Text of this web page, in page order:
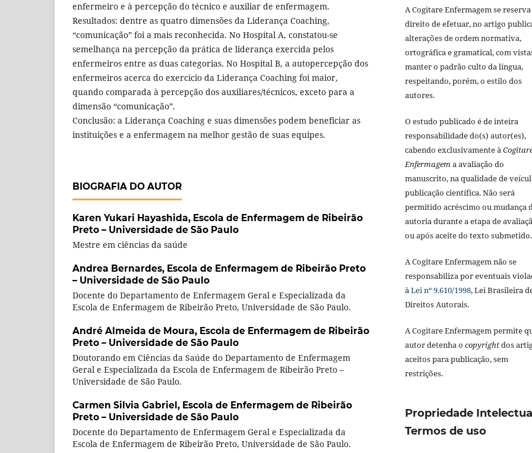
enfermeiro e à percepção do técnico e auxiliar de enfermagem.
Resultados: dentre as quatro dimensões da Liderança Coaching,
“comunicação” foi a mais reconhecida. No Hospital A, constatou-se
semelhança na percepção da prática de liderança exercida pelos
enfermeiros entre as duas categorias. No Hospital B, a autopercepção dos
enfermeiros acerca do exercício da Liderança Coaching foi maior,
quando comparada à percepção dos auxiliares/técnicos, exceto para a
dimensão “comunicação”.
Conclusão: a Liderança Coaching e suas dimensões podem beneficiar as
instituições e a enfermagem na melhor gestão de suas equipes.
BIOGRAFIA DO AUTOR
Karen Yukari Hayashida, Escola de Enfermagem de Ribeirão
Preto – Universidade de São Paulo
Mestre em ciências da saúde
Andrea Bernardes, Escola de Enfermagem de Ribeirão Preto
– Universidade de São Paulo
Docente do Departamento de Enfermagem Geral e Especializada da
Escola de Enfermagem de Ribeirão Preto, Universidade de São Paulo.
André Almeida de Moura, Escola de Enfermagem de Ribeirão
Preto – Universidade de São Paulo
Doutorando em Ciências da Saúde do Departamento de Enfermagem
Geral e Especializada da Escola de Enfermagem de Ribeirão Preto –
Universidade de São Paulo.
Carmen Silvia Gabriel, Escola de Enfermagem de Ribeirão
Preto – Universidade de São Paulo
Docente do Departamento de Enfermagem Geral e Especializada da
Escola de Enfermagem de Ribeirão Preto, Universidade de São Paulo.
A Cogitare Enfermagem se
direito de efetuar, no artigo
alterações de ordem normativa,
ortográfica e gramatical, com
manter o padrão culto da língua,
respeitando, porém, o estilo dos
autores.
O estudo publicado é de inteira
responsabilidade do(s) autor(es),
cabendo exclusivamente à
Enfermagema avaliação do
manuscrito, na qualidade de
publicação científica. Não será
permitido acréscimo ou mudança
autoria durante a etapa de
ou após aceite do texto submetido.
A Cogitare Enfermagem não se
responsabiliza por eventuais
àLei nº 9.610/1998, Lei Brasileira
Direitos Autorais.
A Cogitare Enfermagem permite
autor detenha o copyrightdos
aceitos para publicação, sem
restrições.
Propriedade
Termos de uso